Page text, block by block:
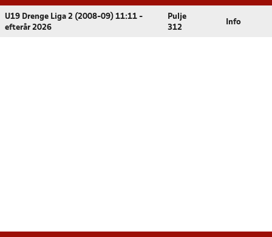
U19 Drenge Liga 2 (2008-09) 11:11 -
efterår 2026
Pulje
312
Info